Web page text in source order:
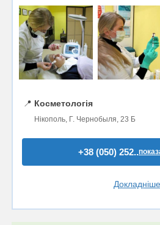
📍 Косметологія
Нікополь, Г. Чернобыля, 23 Б
+38 (050) 252..
Докладніше